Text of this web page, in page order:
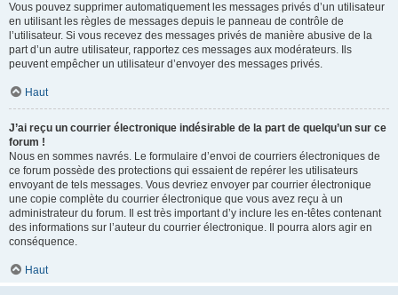
Vous pouvez supprimer automatiquement les messages privés d’un utilisateur
en utilisant les règles de messages depuis le panneau de contrôle de
l’utilisateur. Si vous recevez des messages privés de manière abusive de la
part d’un autre utilisateur, rapportez ces messages aux modérateurs. Ils
peuvent empêcher un utilisateur d’envoyer des messages privés.
Haut
J’ai reçu un courrier électronique indésirable de la part de quelqu’un sur ce
forum !
Nous en sommes navrés. Le formulaire d’envoi de courriers électroniques de
ce forum possède des protections qui essaient de repérer les utilisateurs
envoyant de tels messages. Vous devriez envoyer par courrier électronique
une copie complète du courrier électronique que vous avez reçu à un
administrateur du forum. Il est très important d’y inclure les en-têtes contenant
des informations sur l’auteur du courrier électronique. Il pourra alors agir en
conséquence.
Haut